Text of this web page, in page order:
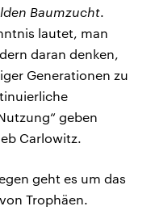
Baumzucht.
lautet, man
daran denken,
Generationen zu
geben
Carlowitz.
geht es um das
Trophäen.